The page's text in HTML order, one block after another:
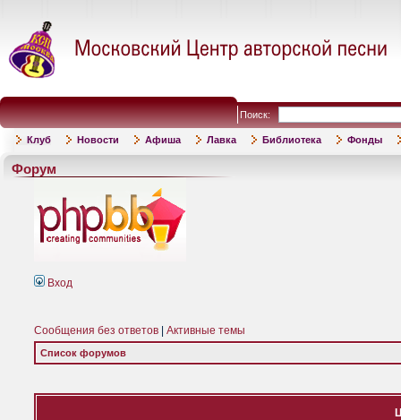
Поиск:
Клуб Новости Афиша Лавка Библиотека Фонды
Форум
Вход
Сообщения без ответов Активные темы
Список форумов